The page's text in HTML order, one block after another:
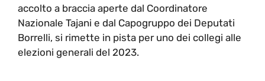
accolto a braccia aperte dal Coordinatore
Nazionale Tajani e dal Capogruppo dei Deputati
Borrelli, si rimette in pista per uno dei collegi alle
elezioni generali del 2023.